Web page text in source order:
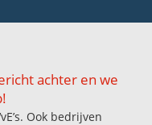
achter en we
Ook bedrijven